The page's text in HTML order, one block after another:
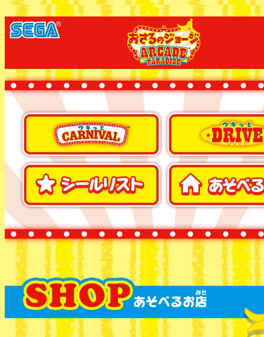
ウキっと CARNIVAL ウキっと DRIVE
シールリスト あそべるお店